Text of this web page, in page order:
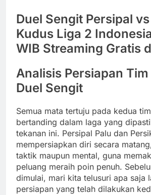
Duel Sengit Persipal
Kudus Liga 2
WIB Streaming Gratis
Analisis Persiapan
Duel Sengit
Semua mata tertuju pada kedua
bertanding dalam laga yang
tekanan ini. Persipal Palu dan
mempersiapkan diri secara
taktik maupun mental, guna
peluang meraih poin penuh.
dimulai, mari kita telusuri apa saja
persiapan yang telah dilakukan